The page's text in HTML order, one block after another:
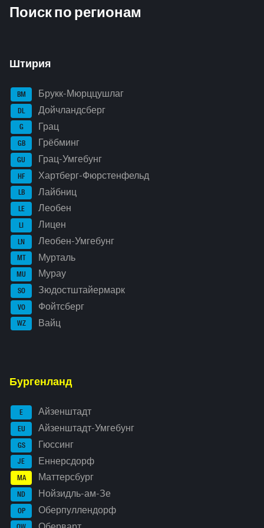
Поиск по регионам
Штирия
BM Брукк-Мюрццушлаг
DL Дойчландсберг
G Грац
GB Грёбминг
GU Грац-Умгебунг
HF Хартберг-Фюрстенфельд
LB Лайбниц
LE Леобен
LI Лицен
LN Леобен-Умгебунг
MT Мурталь
MU Мурау
SO Зюдостштайермарк
VO Фойтсберг
WZ Вайц
Бургенланд
E Айзенштадт
EU Айзенштадт-Умгебунг
GS Гюссинг
JE Еннерсдорф
MA Маттерсбург
ND Нойзидль-ам-Зе
OP Оберпуллендорф